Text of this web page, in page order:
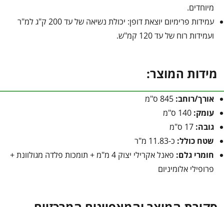
מיוחדים.
עמידות פרימיום יוצאת דופן: יכולת נשיאה של עד 200 ק"ג למ"ר
ועמידות רוח של עד 120 קמ"ש.
מידות המוצר:
אורך/רוחב:
עומק:
גובה:
שטח כולל: כ-11.83 מ"ר
חומרי גלם:
פאנל אקרילי יצוק 4 מ"מ + תומכות פלדה מגולוונת +
פרופילי אלומיניום